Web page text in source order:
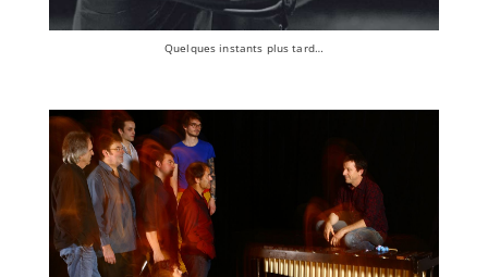
Quelques instants plus tard…